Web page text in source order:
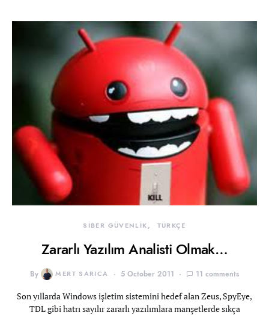
SİBER GÜVENLİK TÜRKÇE
Zararlı Yazılım Analisti Olmak…
By MERT SARICA 5 October 2011 11 comments
Son yıllarda Windows işletim sistemini hedef alan Zeus, SpyEye,
TDL gibi hatrı sayılır zararlı yazılımlara manşetlerde sıkça